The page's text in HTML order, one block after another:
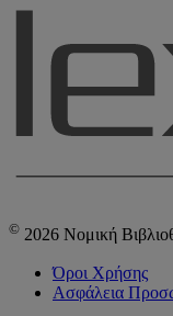
© 2026 Νομική
Όροι Χρήσης
Ασφάλεια